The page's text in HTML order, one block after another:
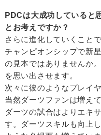
PDCは大成功していると
とお考えですか？
さらに進化していくこと
チャンピオンシップで新
の見本ではありませんか
を思い出させます。
次々に彼のようなプレイ
当然ダーツファンは増え
ダーツの試合はよりエキ
す。ダーツスキルも向上